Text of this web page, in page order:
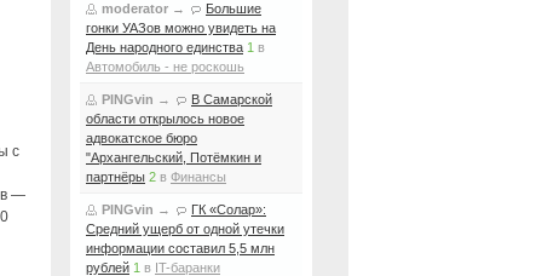
с
—
moderator →
Большие
гонки УАЗов можно увидеть на
День народного единства 1 в
Автомобиль - не роскошь
PINGvin →
В Самарской
области открылось новое
адвокатское бюро
"Архангельский, Потёмкин и
партнёры 2 в Финансы
PINGvin →
ГК «Солар»:
Средний ущерб от одной утечки
информации составил 5,5 млн
рублей 1 в IT-баранки